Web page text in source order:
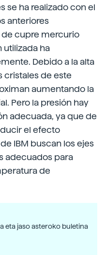
se ha realizado con el
anteriores
cupre mercurio
utilizada ha
Debido a la alta
cristales de este
aumentando la
Pero la presión hay
adecuada, ya que de
el efecto
IBM buscan los ejes
adecuados para
de
eta jaso asteroko buletina